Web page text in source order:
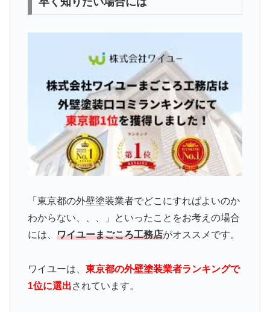
「東京都の外壁塗装業者でどこにすればよいのか
わからない、、、」といったことをお考えの場合
には、 ワイユーまごころ工務店がオススメです。
ワイユーは、 東京都の外壁塗装業者ランキングで
1位に選出されています。